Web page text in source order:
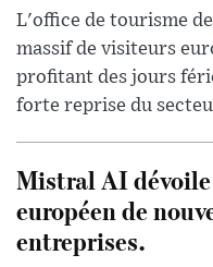
L'office de tourisme
massif de visiteurs
profitant des jours
forte reprise du
Mistral AI
européen de
entreprises.